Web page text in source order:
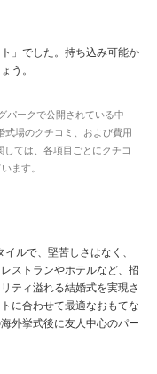
」でした。持ち込み可能か
う。
パークで公開されている中
式場のクチコミ、および費用
ては、各項目ごとにクチコ
ます。
ルで、堅苦しさはなく、
ストランやホテルなど、招
ティ溢れる結婚式を実現さ
に合わせて最適なおもてな
外挙式後に友人中心のパー